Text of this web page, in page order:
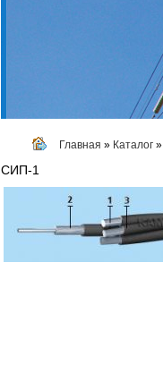
Главная » Каталог»
СИП-1